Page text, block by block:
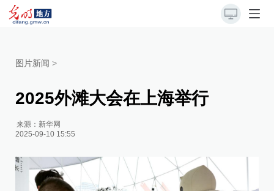
图片新闻 >
2025外滩大会在上海举行
来源： 新华网
2025-09-10 15:55